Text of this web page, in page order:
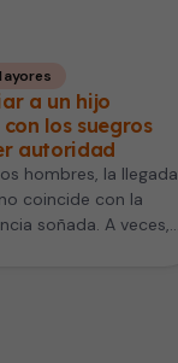
a un hijo
los suegros
autoridad
hombres, la llegada
coincide con la
soñada. A veces,